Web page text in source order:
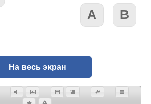
На весь экран